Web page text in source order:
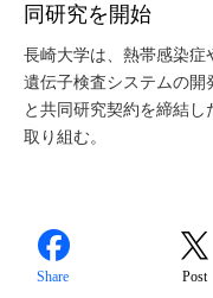
同研究を開始
長崎大学は、熱帯感染症
遺伝子検査システムの
と共同研究契約を締結
取り組む。
Share Post